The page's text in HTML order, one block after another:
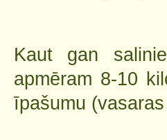
Kaut gan
apmēram 8-10
īpašumu